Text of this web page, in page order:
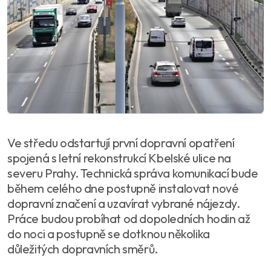
Ve středu odstartují první dopravní opatření
spojená s letní rekonstrukcí Kbelské ulice na
severu Prahy. Technická správa komunikací bude
během celého dne postupně instalovat nové
dopravní značení a uzavírat vybrané nájezdy.
Práce budou probíhat od dopoledních hodin až
do noci a postupně se dotknou několika
důležitých dopravních směrů.